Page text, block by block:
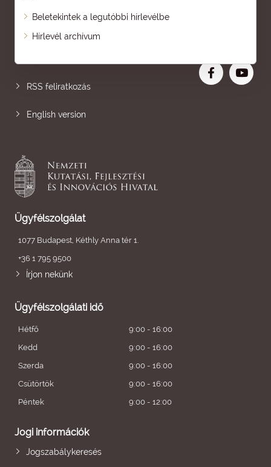
Beletekintek a legutóbbi hírlevélbe
Hírlevél archívum
Oldaltérkép
RSS feliratkozás
English version
Ügyfélszolgálat
1077 Budapest, Kéthly Anna tér 1.
+36 1 795 9500
Írjon nekünk
Ügyfélszolgálati idő
Hétfő
9:00 - 16:00
Kedd
9:00 - 16:00
Szerda
9:00 - 16:00
Csütörtök
9:00 - 16:00
Péntek
9:00 - 12:00
Jogi információk
Jogszabálykeresés